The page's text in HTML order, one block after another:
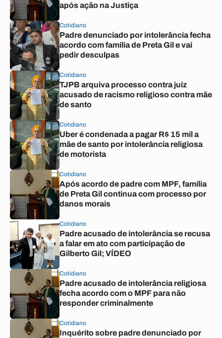
após ação na Justiça
Cotidiano
Padre denunciado por intolerância fecha
acordo com família de Preta Gil e vai
pedir desculpas
Cotidiano
TJPB arquiva processo contra juiz
acusado de racismo religioso contra mãe
de santo
Cotidiano
Uber é condenada a pagar R$ 15 mil a
mãe de santo por intolerância religiosa
de motorista
Cotidiano
Após acordo de padre com MPF, família
de Preta Gil continua com processo por
danos morais
Cotidiano
Padre acusado de intolerância se recusa
a falar em ato com participação de
Gilberto Gil; VÍDEO
Cotidiano
Padre acusado de intolerância religiosa
fecha acordo com o MPF para não
responder criminalmente
Cotidiano
Inquérito sobre padre denunciado por